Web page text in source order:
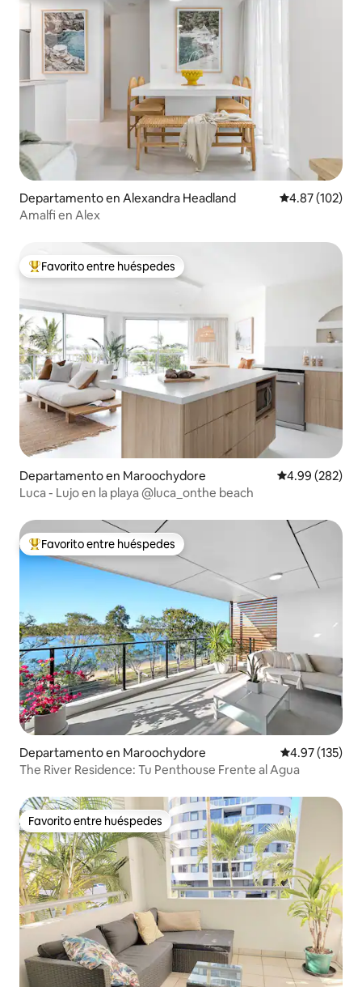
Departamento en Alexandra Headland Calificación
4.87 (102)
Amalfi en Alex
De los mejores en Favorito entre huéspedes
Favorito entre huéspedes
Departamento en Maroochydore Calificación
4.99 (282)
Luca - Lujo en la playa @luca_onthe beach
De los mejores en Favorito entre huéspedes
Favorito entre huéspedes
Departamento en Maroochydore Calificación
4.97 (135)
The River Residence: Tu Penthouse Frente al Agua
Favorito entre huéspedes
Favorito entre huéspedes